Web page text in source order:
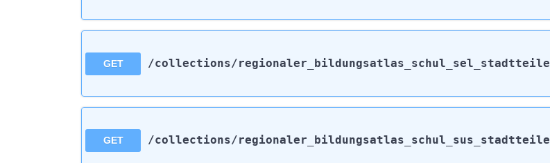
GET /collections/regionaler_bildungsatlas_schul_sel_stadtteile
GET /collections/regionaler_bildungsatlas_schul_sus_stadtteile